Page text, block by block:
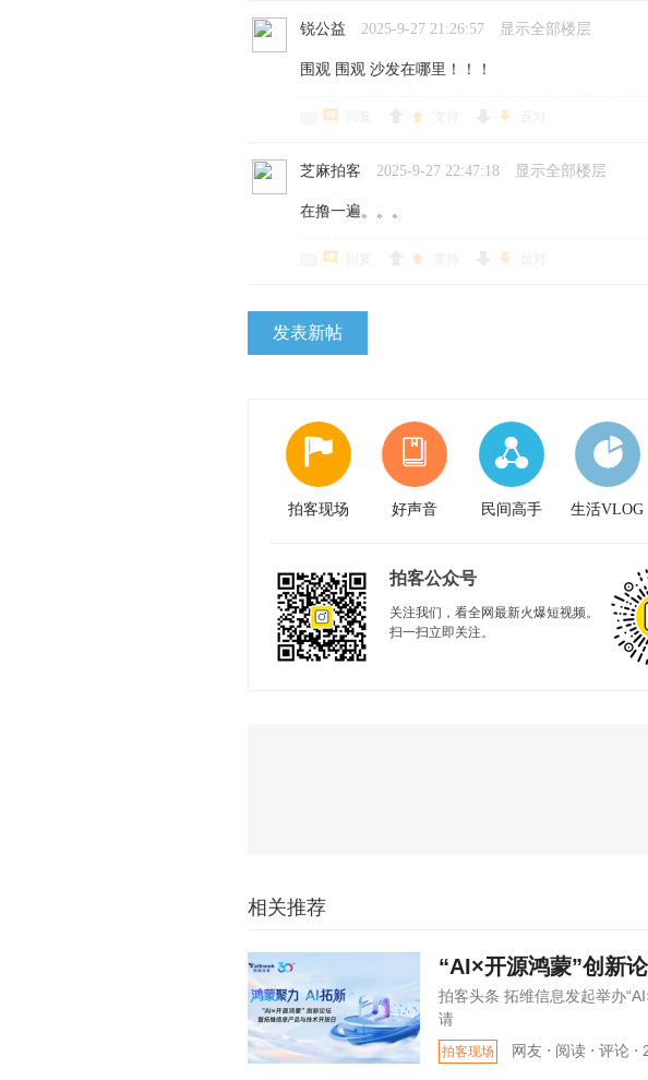
锐公益 2025-9-27 21:26:57 显示全部楼层
围观 围观 沙发在哪里！！！
芝麻拍客 2025-9-27 22:47:18 显示全部楼层
在撸一遍。。。
发表新帖
拍客现场 好声音 民间高手 生活VLOG
拍客公众号
关注我们，看全网最新火爆短视频。
扫一扫立即关注。
相关推荐
“AI×开源鸿蒙”创新
拍客头条 拓维信息发起举办
请
拍客现场 网友 ⋅ 阅读 ⋅ 评论 ⋅